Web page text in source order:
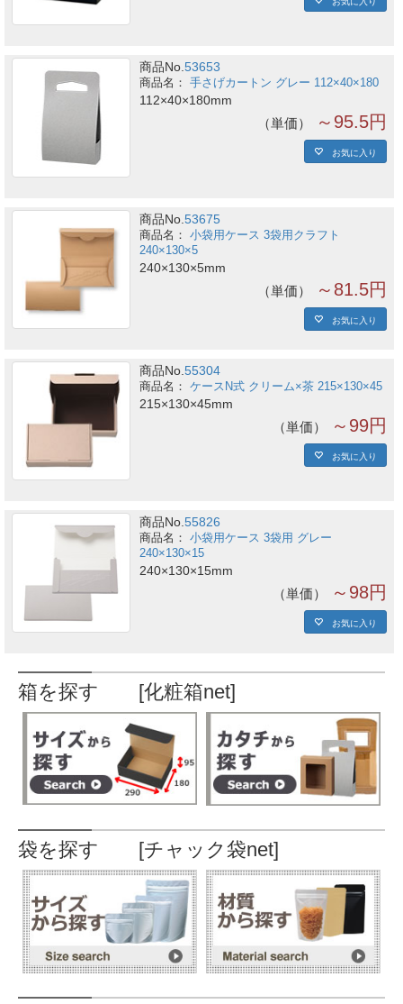
商品No.53653
手さげカートン グレー 112×40×180
112×40×180mm
単価 ～95.5円
お気に入り
商品No.53675
小袋用ケース 3袋用クラフト
240×130×5
240×130×5mm
単価 ～81.5円
お気に入り
商品No.55304
ケースN式 クリーム×茶 215×130×45
215×130×45mm
単価 ～99円
お気に入り
商品No.55826
小袋用ケース 3袋用 グレー
240×130×15
240×130×15mm
単価 ～98円
お気に入り
箱を探す [化粧箱net]
袋を探す [チャック袋net]